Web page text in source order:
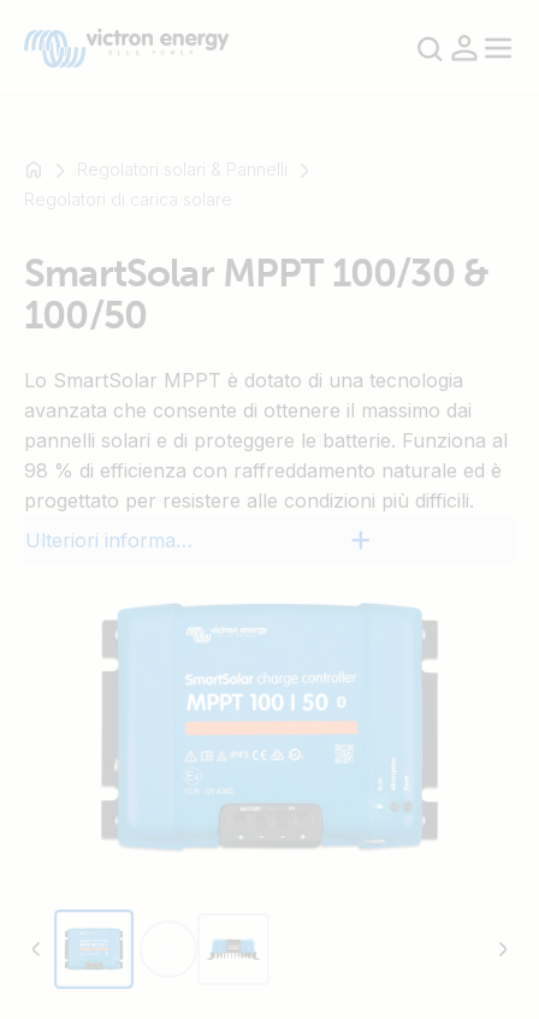
esempio
SmartSolar
SmartShunt
Regolatori solari & Pannelli
Regolatori di carica solare
SmartSolar MPPT 100/30 &
100/50
Lo SmartSolar MPPT è dotato di una tecnologia
avanzata che consente di ottenere il massimo dai
pannelli solari e di proteggere le batterie. Funziona al
98 % di efficienza con raffreddamento naturale ed è
progettato per resistere alle condizioni più difficili.
Ulteriori informazioni